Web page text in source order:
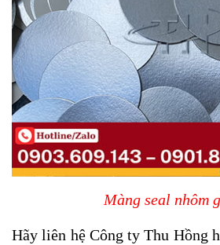
Màng seal nhôm
Hãy liên hệ Công ty Thu Hồng